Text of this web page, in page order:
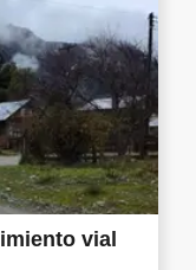
vial